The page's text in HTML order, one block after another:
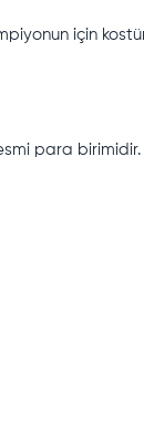
için
para